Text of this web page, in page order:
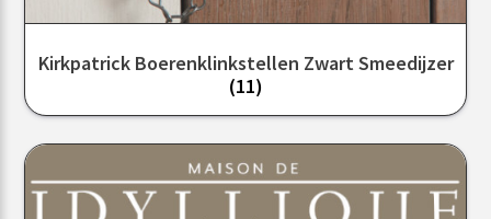
Kirkpatrick Boerenklinkstellen Zwart Smeedijzer
(11)